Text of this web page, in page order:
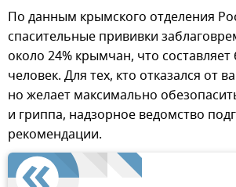
По данным крымского отделения
спасительные прививки
около 24% крымчан, что
человек. Для тех, кто отказался от
но желает максимально
и гриппа, надзорное ведомство
рекомендации.